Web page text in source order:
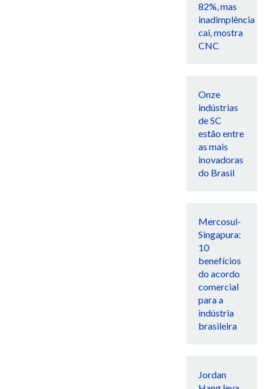
82%, mas
inadimplência
cai, mostra
CNC
Onze
indústrias
de SC
estão entre
as mais
inovadoras
do Brasil
Mercosul-
Singapura:
10
benefícios
do acordo
comercial
para a
indústria
brasileira
Jordan